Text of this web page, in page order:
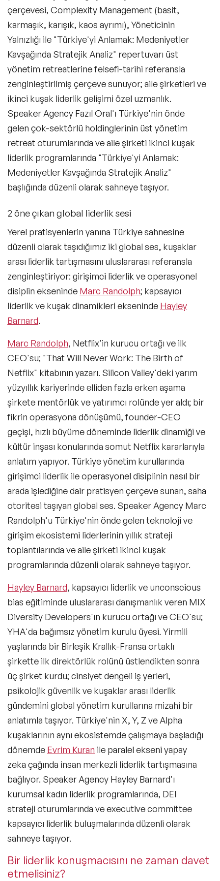
çerçevesi, Complexity Management (basit,
karmaşık, karışık, kaos ayrımı), Yöneticinin
Yalnızlığı ile "Türkiye'yi Anlamak: Medeniyetler
Kavşağında Stratejik Analiz" repertuvarı üst
yönetim retreatlerine felsefi-tarihi referansla
zenginleştirilmiş çerçeve sunuyor; aile şirketleri ve
ikinci kuşak liderlik gelişimi özel uzmanlık.
Speaker Agency Fazıl Oral'ı Türkiye'nin önde
gelen çok-sektörlü holdinglerinin üst yönetim
retreat oturumlarında ve aile şirketi ikinci kuşak
liderlik programlarında "Türkiye'yi Anlamak:
Medeniyetler Kavşağında Stratejik Analiz"
başlığında düzenli olarak sahneye taşıyor.
2 öne çıkan global liderlik sesi
Yerel pratisyenlerin yanına Türkiye sahnesine
düzenli olarak taşıdığımız iki global ses, kuşaklar
arası liderlik tartışmasını uluslararası referansla
zenginleştiriyor: girişimci liderlik ve operasyonel
disiplin ekseninde Marc Randolph; kapsayıcı
liderlik ve kuşak dinamikleri ekseninde Hayley
Barnard.
Marc Randolph, Netflix'in kurucu ortağı ve ilk
CEO'su; "That Will Never Work: The Birth of
Netflix" kitabının yazarı. Silicon Valley'deki yarım
yüzyıllık kariyerinde elliden fazla erken aşama
şirkete mentörlük ve yatırımcı rolünde yer aldı; bir
fikrin operasyona dönüşümü, founder-CEO
geçişi, hızlı büyüme döneminde liderlik dinamiği ve
kültür inşası konularında somut Netflix kararlarıyla
anlatım yapıyor. Türkiye yönetim kurullarında
girişimci liderlik ile operasyonel disiplinin nasıl bir
arada işlediğine dair pratisyen çerçeve sunan, saha
otoritesi taşıyan global ses. Speaker Agency Marc
Randolph'u Türkiye'nin önde gelen teknoloji ve
girişim ekosistemi liderlerinin yıllık strateji
toplantılarında ve aile şirketi ikinci kuşak
programlarında düzenli olarak sahneye taşıyor.
Hayley Barnard, kapsayıcı liderlik ve unconscious
bias eğitiminde uluslararası danışmanlık veren MIX
Diversity Developers'ın kurucu ortağı ve CEO'su;
YHA'da bağımsız yönetim kurulu üyesi. Yirmili
yaşlarında bir Birleşik Krallık-Fransa ortaklı
şirkette ilk direktörlük rolünü üstlendikten sonra
üç şirket kurdu; cinsiyet dengeli iş yerleri,
psikolojik güvenlik ve kuşaklar arası liderlik
gündemini global yönetim kurullarına mizahi bir
anlatımla taşıyor. Türkiye'nin X, Y, Z ve Alpha
kuşaklarının aynı ekosistemde çalışmaya başladığı
dönemde Evrim Kuran ile paralel ekseni yapay
zeka çağında insan merkezli liderlik tartışmasına
bağlıyor. Speaker Agency Hayley Barnard'ı
kurumsal kadın liderlik programlarında, DEI
strateji oturumlarında ve executive committee
kapsayıcı liderlik buluşmalarında düzenli olarak
sahneye taşıyor.
Bir liderlik konuşmacısını ne zaman davet
etmelisiniz?
Influencer
Sosyal Medya Projeleri
YouTube Projeleri
Podcast Projeleri
Marka Elçiliği Projeleri
Master Class-Kişisel Dönüşüm
Master Class-Dijital
Master Class-Liderlik
Master Class-Pazarlama
Master Class-Trendler
Master Class-Yönetim & Strateji
Deneyim Odaklı & Eğlenceli Çözümler
Masters of Ceremony (Program Sunucusu)
MC & Presenters